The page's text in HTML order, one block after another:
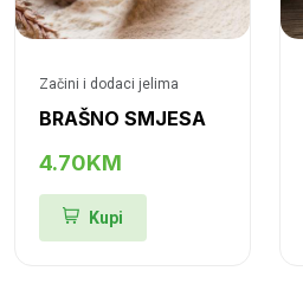
Začini i dodaci jelima
BRAŠNO SMJESA
4.70KM
Kupi